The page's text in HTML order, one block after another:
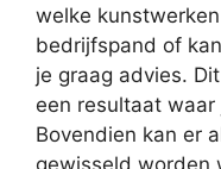
welke
bedrijfspand of
je graag advies.
een resultaat
Bovendien kan er